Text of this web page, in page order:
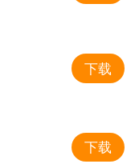
下载
下载